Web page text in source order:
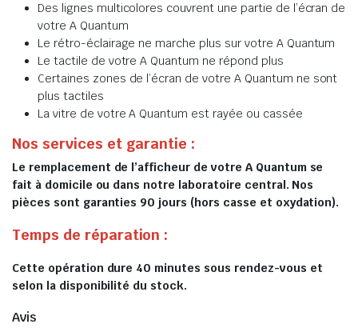
Des lignes multicolores couvrent une partie de l’écran de
votre A Quantum
Le rétro-éclairage ne marche plus sur votre A Quantum
Le tactile de votre A Quantum ne répond plus
Certaines zones de l’écran de votre A Quantum ne sont
plus tactiles
La vitre de votre A Quantum est rayée ou cassée
Nos services et garantie :
Le remplacement de l’afficheur de votre A Quantum se
fait à domicile ou dans notre laboratoire central. Nos
pièces sont garanties 90 jours (hors casse et oxydation).
Temps de réparation :
Cette opération dure 40 minutes sous rendez-vous et
selon la disponibilité du stock.
Avis